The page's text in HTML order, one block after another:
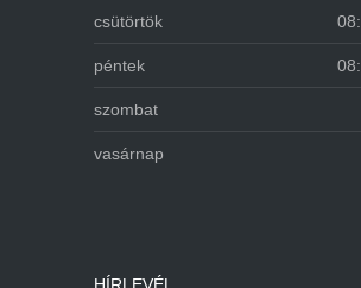
csütörtök
péntek
szombat
vasárnap
HÍRLEVÉL